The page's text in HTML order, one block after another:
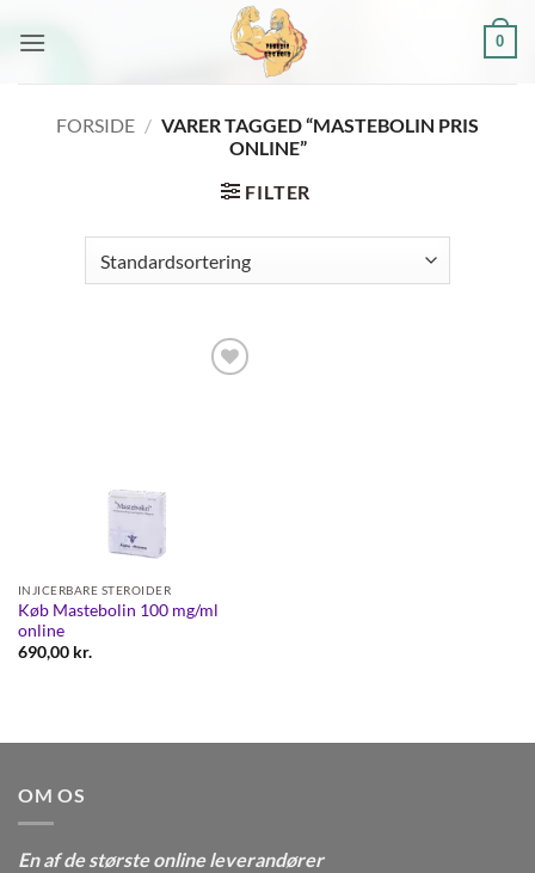
0
FORSIDE / VARER TAGGED “MASTEBOLIN PRIS
ONLINE”
FILTER
INJICERBARE STEROIDER
Køb Mastebolin 100 mg/ml
online
690,00 kr.
OM OS
En af de største online leverandører